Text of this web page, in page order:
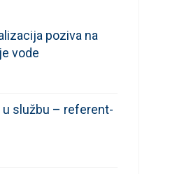
poziva na
vode
službu – referent-